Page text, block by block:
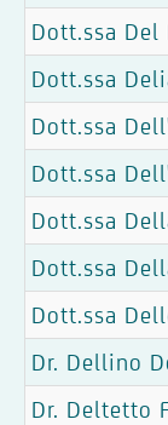
Dott.ssa Del
Dott.ssa
Dott.ssa
Dott.ssa
Dott.ssa
Dott.ssa
Dott.ssa
Dr. Dellino
Dr. Deltetto